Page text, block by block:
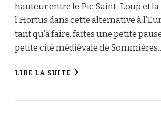
hauteur entre le Pic Saint-Loup et
l’Hortus dans cette alternative à
tant qu’à faire, faites une petite
petite cité médiévale de
LIRE LA SUITE